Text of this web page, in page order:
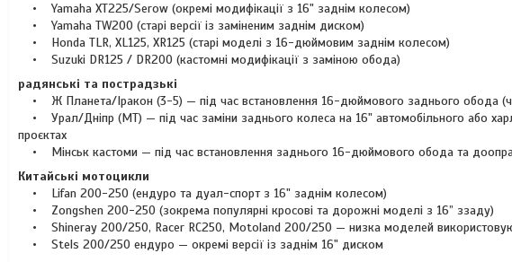
• Yamaha XT225/Serow (окремі модифікації з 16" заднім колесом)
• Yamaha TW200 (старі версії із заміненим заднім диском)
• Honda TLR, XL125, XR125 (старі моделі з 16-дюймовим заднім колесом)
• Suzuki DR125 / DR200 (кастомні модифікації з заміною обода)
радянські та пострадзькі
• Ж Планета/Іракон (3-5) — під час встановлення 16-дюймового заднього обода
• Урал/Дніпр (МТ) — під час заміни заднього колеса на 16" автомобільного або
проєктах
• Мінськ кастоми — під час встановлення заднього 16-дюймового обода та
Китайські мотоцикли
• Lifan 200-250 (ендуро та дуал-спорт з 16" заднім колесом)
• Zongshen 200-250 (зокрема популярні кросові та дорожні моделі з 16” ззаду)
• Shineray 200/250, Racer RC250, Motoland 200/250 — низка моделей
• Stels 200/250 ендуро — окремі версії із заднім 16" диском